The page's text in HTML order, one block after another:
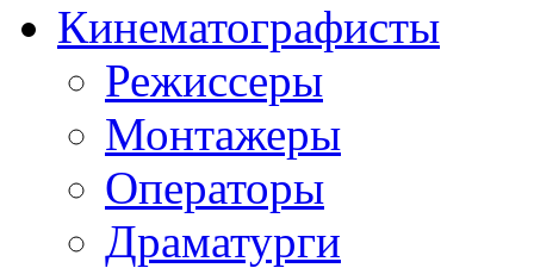
Кинематографисты
Режиссеры
Монтажеры
Операторы
Драматурги